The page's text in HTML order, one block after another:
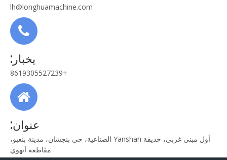
lh@longhuamachine.com
يخبار:
+8619305527239
عنوان:
أول مبنى غربي، حديقة Yanshan الصناعية، حي بنجشان، مدينة بنغبو،
مقاطعة آنهوي